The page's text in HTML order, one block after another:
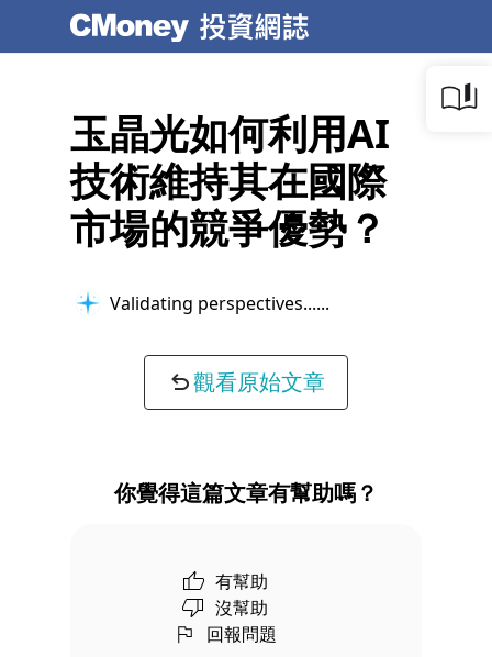
玉晶光如何利用AI
技術維持其在國際
市場的競爭優勢？
Validating perspectives...
觀看原始文章
你覺得這篇文章有幫助嗎？
有幫助
沒幫助
回報問題